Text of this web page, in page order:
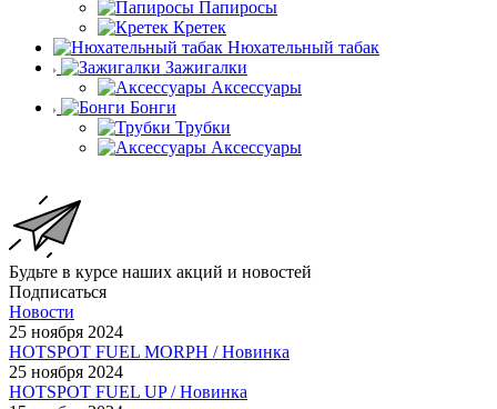
Папиросы
Кретек
Нюхательный табак
Зажигалки
Аксессуары
Бонги
Трубки
Аксессуары
Будьте в курсе наших акций и новостей
Подписаться
Новости
25 ноября 2024
HOTSPOT FUEL MORPH / Новинка
25 ноября 2024
HOTSPOT FUEL UP / Новинка